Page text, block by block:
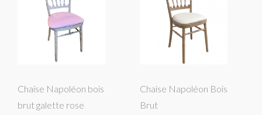
Chaise Napoléon bois
brut galette rose
Chaise Napoléon Bois
Brut